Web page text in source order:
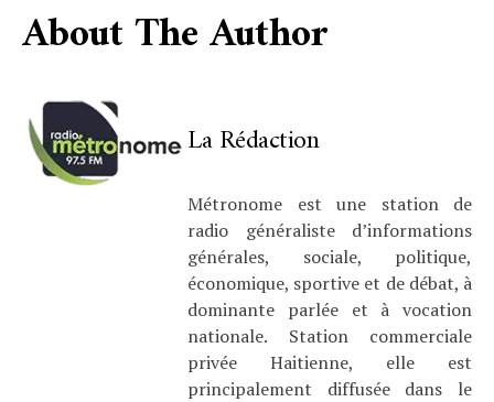
About The Author
La Rédaction
Métronome est une station de
radio généraliste d’informations
générales, sociale, politique,
économique, sportive et de débat, à
dominante parlée et à vocation
nationale. Station commerciale
privée Haitienne, elle est
principalement diffusée dans le